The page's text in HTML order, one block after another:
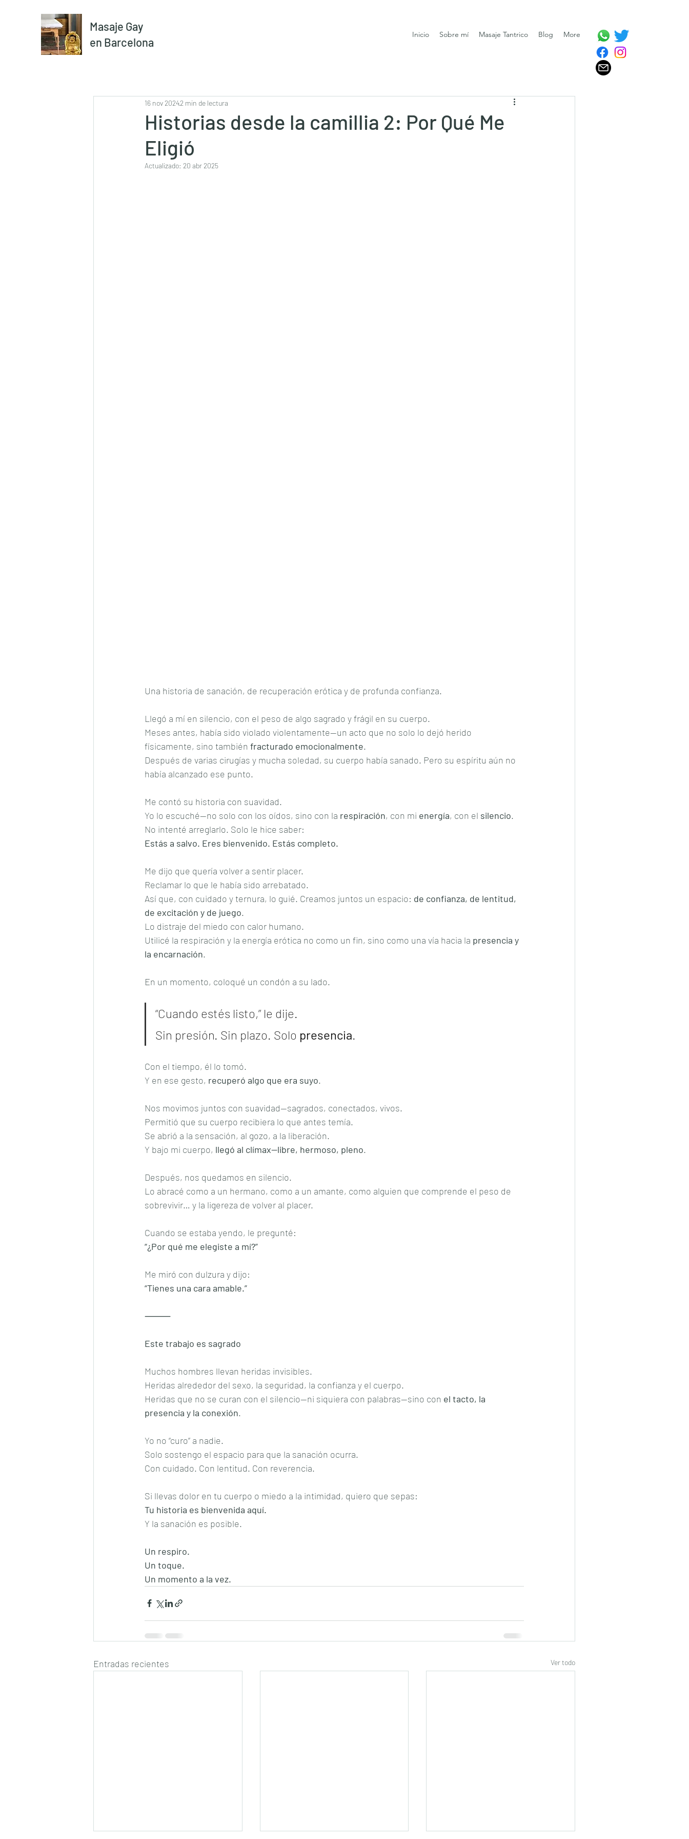
Masaje Gay
en Barcelona
Inicio Sobre mí Masaje Tantrico Blog More
Historias desde la camillia 2: Por Qué Me
Eligió
16 nov 20242 min de lectura
Actualizado: 20 abr 2025
Una historia de sanación, de recuperación erótica y de profunda confianza.
Llegó a mí en silencio, con el peso de algo sagrado y frágil en su cuerpo.
Meses antes, había sido violado violentamente—un acto que no solo lo dejó herido
físicamente, sino también fracturado emocionalmente.
Después de varias cirugías y mucha soledad, su cuerpo había sanado. Pero su espíritu aún no
había alcanzado ese punto.
Me contó su historia con suavidad.
Yo lo escuché—no solo con los oídos, sino con la respiración, con mi energía, con el silencio.
No intenté arreglarlo. Solo le hice saber:
Estás a salvo. Eres bienvenido. Estás completo.
Me dijo que quería volver a sentir placer.
Reclamar lo que le había sido arrebatado.
Así que, con cuidado y ternura, lo guié. Creamos juntos un espacio: de confianza, de lentitud,
de excitación y de juego.
Lo distraje del miedo con calor humano.
Utilicé la respiración y la energía erótica no como un fin, sino como una vía hacia la presencia y
la encarnación.
En un momento, coloqué un condón a su lado.
“Cuando estés listo,” le dije.
Sin presión. Sin plazo. Solo presencia.
Con el tiempo, él lo tomó.
Y en ese gesto, recuperó algo que era suyo.
Nos movimos juntos con suavidad—sagrados, conectados, vivos.
Permitió que su cuerpo recibiera lo que antes temía.
Se abrió a la sensación, al gozo, a la liberación.
Y bajo mi cuerpo, llegó al clímax—libre, hermoso, pleno.
Después, nos quedamos en silencio.
Lo abracé como a un hermano, como a un amante, como alguien que comprende el peso de
sobrevivir… y la ligereza de volver al placer.
Cuando se estaba yendo, le pregunté:
“¿Por qué me elegiste a mí?”
Me miró con dulzura y dijo:
“Tienes una cara amable.”
⸻
Este trabajo es sagrado
Muchos hombres llevan heridas invisibles.
Heridas alrededor del sexo, la seguridad, la confianza y el cuerpo.
Heridas que no se curan con el silencio—ni siquiera con palabras—sino con el tacto, la
presencia y la conexión.
Yo no “curo” a nadie.
Solo sostengo el espacio para que la sanación ocurra.
Con cuidado. Con lentitud. Con reverencia.
Si llevas dolor en tu cuerpo o miedo a la intimidad, quiero que sepas:
Tu historia es bienvenida aquí.
Y la sanación es posible.
Un respiro.
Un toque.
Un momento a la vez.
Entradas recientes Ver todo